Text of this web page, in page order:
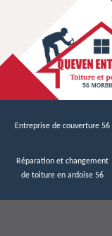
Entreprise de couverture 56
Réparation et changement
de toiture en ardoise 56